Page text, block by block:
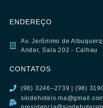
ENDEREÇO
Av. Jerônimo de
Andar, Sala 202 - Calhau
CONTATOS
(98) 3246–2739 | (98)